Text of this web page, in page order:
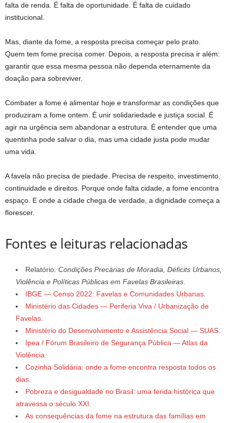
falta de renda. É falta de oportunidade. É falta de cuidado
institucional.
Mas, diante da fome, a resposta precisa começar pelo prato.
Quem tem fome precisa comer. Depois, a resposta precisa ir além:
garantir que essa mesma pessoa não dependa eternamente da
doação para sobreviver.
Combater a fome é alimentar hoje e transformar as condições que
produziram a fome ontem. É unir solidariedade e justiça social. É
agir na urgência sem abandonar a estrutura. É entender que uma
quentinha pode salvar o dia, mas uma cidade justa pode mudar
uma vida.
A favela não precisa de piedade. Precisa de respeito, investimento,
continuidade e direitos. Porque onde falta cidade, a fome encontra
espaço. E onde a cidade chega de verdade, a dignidade começa a
florescer.
Fontes e leituras relacionadas
Relatório: Condições Precárias de Moradia, Déficits Urbanos,
Violência e Políticas Públicas em Favelas Brasileiras
IBGE — Censo 2022: Favelas e Comunidades Urbanas
Ministério das Cidades — Periferia Viva / Urbanização de
Favelas
Ministério do Desenvolvimento e Assistência Social — SUAS
Ipea / Fórum Brasileiro de Segurança Pública — Atlas da
Violência
Cozinha Solidária: onde a fome encontra resposta todos os
dias
Pobreza e desigualdade no Brasil: uma ferida histórica que
atravessa o século XXI
As consequências da fome na estrutura das famílias em